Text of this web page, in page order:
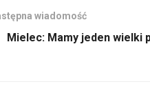
wiadomość
Mielec: Mamy jeden wielki